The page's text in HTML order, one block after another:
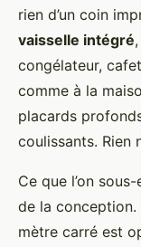
rien d’un coin
vaisselle intégré
congélateur,
comme à la
placards
coulissants. Rien
Ce que l’on
de la conception.
mètre carré est